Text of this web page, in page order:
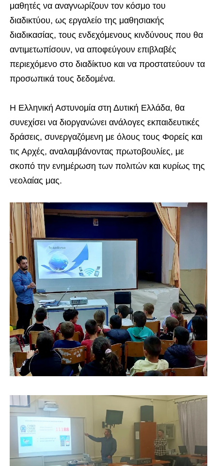
μαθητές να αναγνωρίζουν τον κόσμο του
διαδικτύου, ως εργαλείο της μαθησιακής
διαδικασίας, τους ενδεχόμενους κινδύνους που θα
αντιμετωπίσουν, να αποφεύγουν επιβλαβές
περιεχόμενο στο διαδίκτυο και να προστατεύουν τα
προσωπικά τους δεδομένα.
Η Ελληνική Αστυνομία στη Δυτική Ελλάδα, θα
συνεχίσει να διοργανώνει ανάλογες εκπαιδευτικές
δράσεις, συνεργαζόμενη με όλους τους Φορείς και
τις Αρχές, αναλαμβάνοντας πρωτοβουλίες, με
σκοπό την ενημέρωση των πολιτών και κυρίως της
νεολαίας μας.